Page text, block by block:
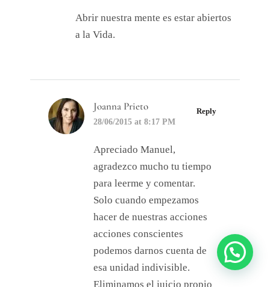
Abrir nuestra mente es estar abiertos
a la Vida.
Joanna Prieto
28/06/2015 at 8:17 PM
Reply
Apreciado Manuel,
agradezco mucho tu tiempo
para leerme y comentar.
Solo cuando empezamos
hacer de nuestras acciones
acciones conscientes
podemos darnos cuenta de
esa unidad indivisible.
Eliminamos el juicio propio
¿Necesitas Ayuda?